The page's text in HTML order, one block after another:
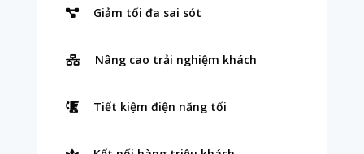
Giảm tối đa sai sót
Nâng cao trải nghiệm khách
Tiết kiệm điện năng tối